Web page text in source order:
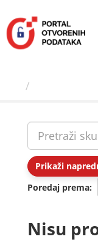
sadržaj
Prikaži
Poredaj prema
Nisu